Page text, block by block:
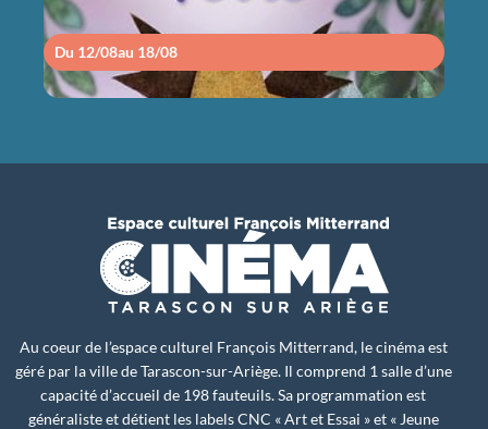
Du 12/08au 18/08
Au coeur de l’espace culturel François Mitterrand, le cinéma est
géré par la ville de Tarascon-sur-Ariège. Il comprend 1 salle d’une
capacité d’accueil de 198 fauteuils. Sa programmation est
généraliste et détient les labels CNC « Art et Essai » et « Jeune